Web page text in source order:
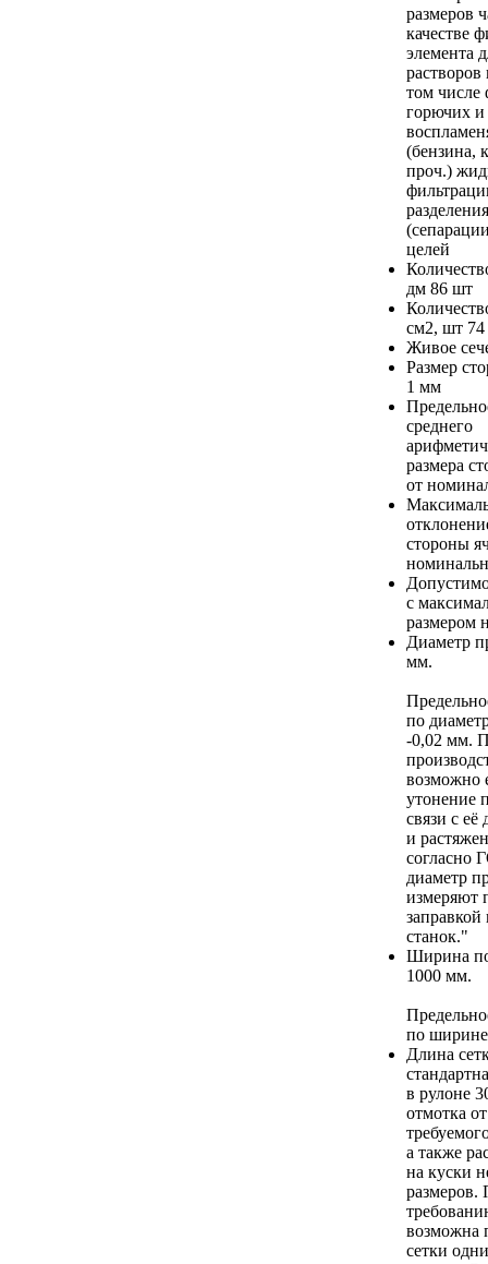
размеров
качестве
элемента
растворов
том числе
горючих и
(бензина,
проч.)
целей
дм 86 шт
см2, шт
Живое
Размер
1 мм
среднего
размера
от
стороны
с
размером
Диаметр
мм.
по
-0,02 мм.
возможно
утонение
связи с
и
согласно
диаметр
измеряют
станок."
Ширина
1000 мм.
по
Длина
в рулоне
отмотка
а также
на куски
размеров.
возможна
сетки